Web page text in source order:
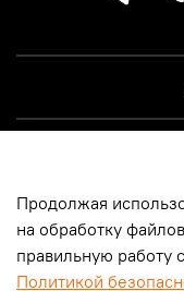
Продолжая
на обработку
правильную работу
Политикой